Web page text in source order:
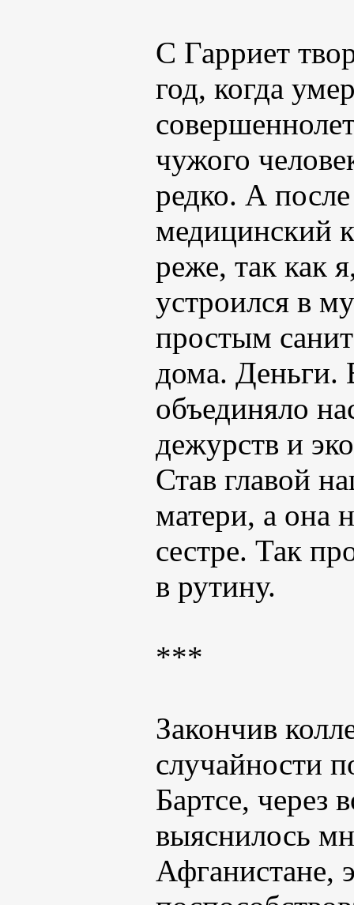
С Гарриет
год, когда
чужого
редко. А
медицинский
реже, так как
устроился в
простым
дома. Деньги.
объединяло
дежурств и
Став главой
матери, а она
сестре. Так
в рутину.
***
Закончив
случайности
Бартсе, через
выяснилось
Афганистане,